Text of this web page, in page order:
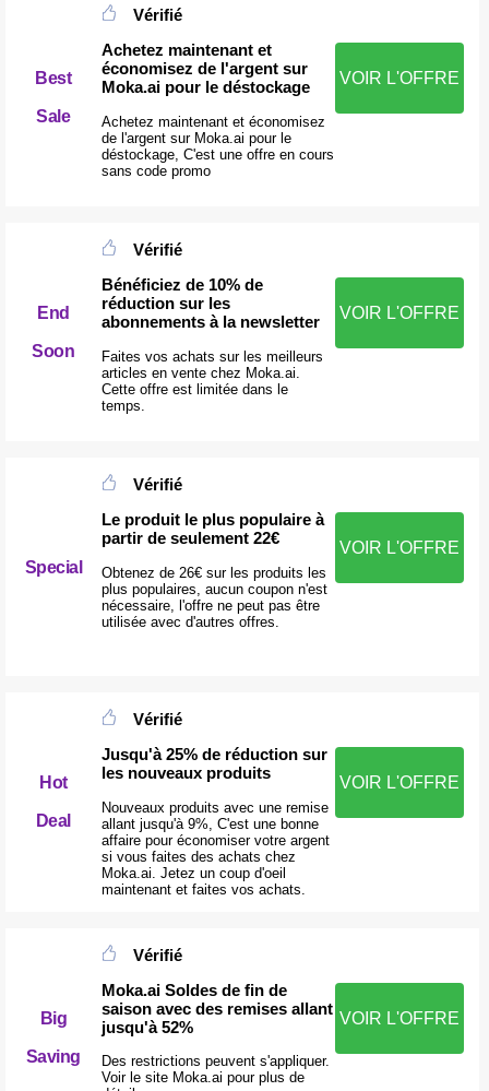
Best
Sale
Vérifié
Achetez maintenant et
économisez de l'argent sur
Moka.ai pour le déstockage
Achetez maintenant et économisez
de l'argent sur Moka.ai pour le
déstockage, C'est une offre en cours
sans code promo
VOIR L'OFFRE
End
Soon
Vérifié
Bénéficiez de 10% de
réduction sur les
abonnements à la newsletter
Faites vos achats sur les meilleurs
articles en vente chez Moka.ai.
Cette offre est limitée dans le
temps.
VOIR L'OFFRE
Special
Vérifié
Le produit le plus populaire à
partir de seulement 22€
Obtenez de 26€ sur les produits les
plus populaires, aucun coupon n'est
nécessaire, l'offre ne peut pas être
utilisée avec d'autres offres.
VOIR L'OFFRE
Hot
Deal
Vérifié
Jusqu'à 25% de réduction sur
les nouveaux produits
Nouveaux produits avec une remise
allant jusqu'à 9%, C'est une bonne
affaire pour économiser votre argent
si vous faites des achats chez
Moka.ai. Jetez un coup d'oeil
maintenant et faites vos achats.
VOIR L'OFFRE
Big
Saving
Vérifié
Moka.ai Soldes de fin de
saison avec des remises allant
jusqu'à 52%
Des restrictions peuvent s'appliquer.
Voir le site Moka.ai pour plus de
VOIR L'OFFRE